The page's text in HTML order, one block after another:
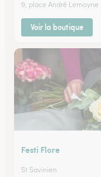
9, place André Lemoyne
Voir la boutique
Festi Flore
St Savinien